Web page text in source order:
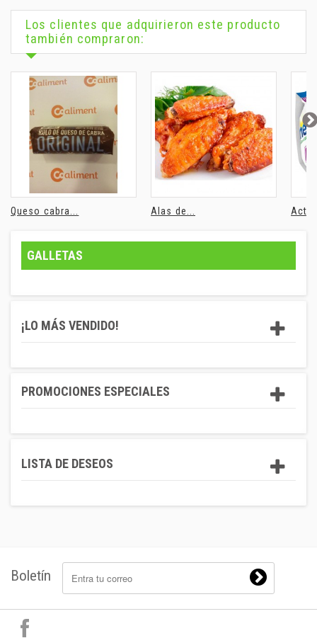
Los clientes que adquirieron este producto
también compraron:
Queso cabra... Alas de...
GALLETAS
¡LO MÁS VENDIDO!
PROMOCIONES ESPECIALES
LISTA DE DESEOS
Boletín